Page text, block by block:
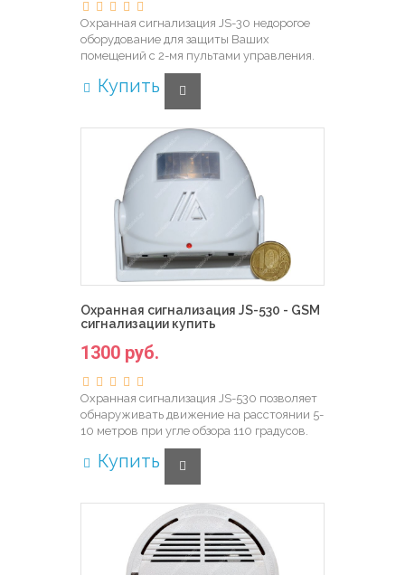
Охранная сигнализация JS-30 недорогое
оборудование для защиты Ваших
помещений с 2-мя пультами управления.
Купить
Охранная сигнализация JS-530 - GSM
сигнализации купить
1300 руб.
Охранная сигнализация JS-530 позволяет
обнаруживать движение на расстоянии 5-
10 метров при угле обзора 110 градусов.
Купить